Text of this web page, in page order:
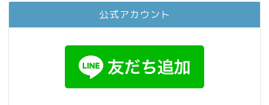
公式アカウント